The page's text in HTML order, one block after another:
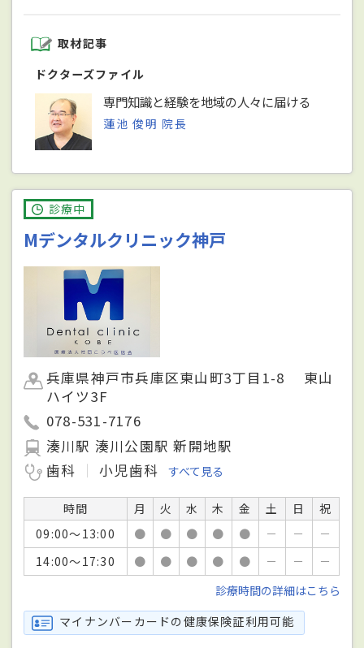
取材記事
ドクターズファイル
専門知識と経験を地域の人々に届ける
蓮池 俊明 院長
診療中
Mデンタルクリニック神戸
兵庫県神戸市兵庫区東山町3丁目1-8 東山
ハイツ3F
078-531-7176
湊川駅 湊川公園駅 新開地駅
歯科
小児歯科 すべて見る
時間 月 火 水 木 金 土 日
祝
09:00～13:00
● ● ● ● ● － －
－
14:00～17:30
● ● ● ● ● － －
－
診療時間の詳細はこちら
マイナンバーカードの健康保険証利用可能